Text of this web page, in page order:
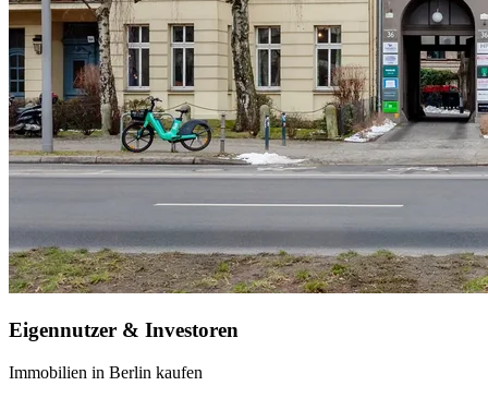
Eigennutzer & Investoren
Immobilien in Berlin kaufen